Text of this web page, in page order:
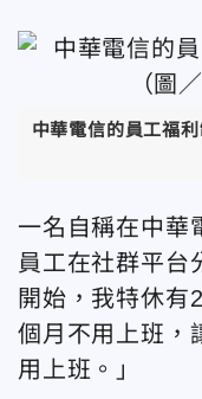
中華電信的員工福
一名自稱在中華
員工在社群平台
開始，我特休有
個月不用上班，
用上班。」